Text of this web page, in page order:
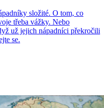
složité. O tom, co
třeba vážky. Nebo
už jejich nápadníci překročili
se.